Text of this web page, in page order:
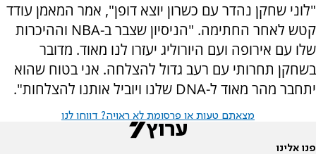
"לוני שחקן נהדר עם כשרון יוצא דופן", אמר המאמן עודד
קטש לאחר החתימה. "הניסיון שצבר ב-NBA וההיכרות
שלו עם אירופה ועם היורוליג יעזרו לנו מאוד. מדובר
בשחקן תחרותי עם רעב גדול להצלחה. אני בטוח שהוא
יתחבר מהר מאוד ל-DNA שלנו ויוביל אותנו להצלחות".
מצאתם טעות או פרסומת לא ראויה? דווחו לנו
פנו אלינו